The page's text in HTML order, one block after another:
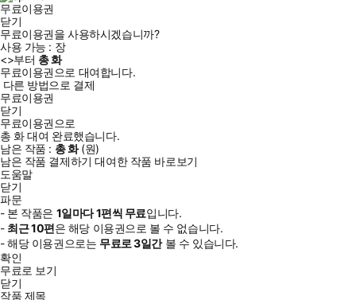
무료이용권
닫기
무료이용권을 사용하시겠습니까?
사용 가능 : 장
<>부터 총화
무료이용권으로 대여합니다.
다른 방법으로 결제
무료이용권
닫기
무료이용권으로
총 화대여 완료했습니다.
남은 작품 : 총화(원)
남은 작품 결제하기 대여한 작품 바로보기
도움말
닫기
파문
- 본 작품은 1일마다1편씩 무료입니다.
- 최근10편은 해당 이용권으로 볼 수 없습니다.
- 해당 이용권으로는 무료로3일간볼 수 있습니다.
확인
무료로 보기
닫기
작품 제목